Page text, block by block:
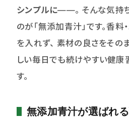
キャンペーン
FAQ・お問い合わせ
シンプルに――。 そんな気持
のが「無添加青汁」です。香料
を入れず、 素材の良さをその
しい毎日でも続けやすい健康
す。
無添加青汁が選ばれ